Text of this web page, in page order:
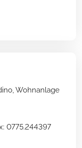
Wohnanlage
0775.244397